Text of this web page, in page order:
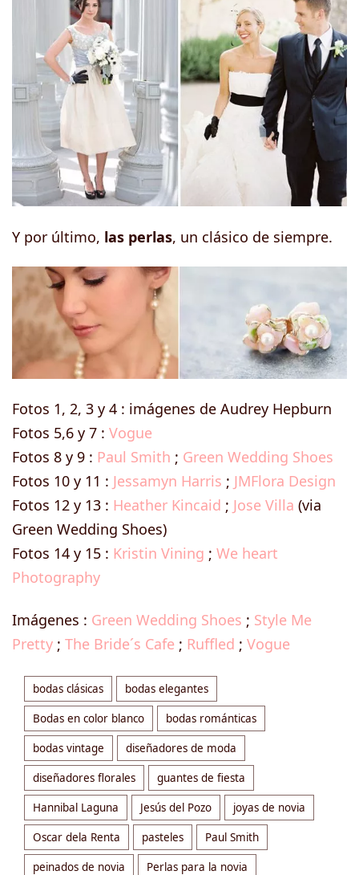
Y por último, las perlas, un clásico de siempre.
Fotos 1, 2, 3 y 4 : imágenes de Audrey Hepburn
Fotos 5,6 y 7 : Vogue
Fotos 8 y 9 : Paul Smith ; Green Wedding Shoes
Fotos 10 y 11 : Jessamyn Harris ; JMFlora Design
Fotos 12 y 13 : Heather Kincaid ; Jose Villa (via
Green Wedding Shoes)
Fotos 14 y 15 : Kristin Vining ; We heart
Photography
Imágenes : Green Wedding Shoes ; Style Me
Pretty ; The Bride´s Cafe ; Ruffled ; Vogue
bodas clásicas bodas elegantes
Bodas en color blanco bodas románticas
bodas vintage diseñadores de moda
diseñadores florales guantes de fiesta
Hannibal Laguna Jesús del Pozo joyas de novia
Oscar dela Renta pasteles Paul Smith
peinados de novia Perlas para la novia